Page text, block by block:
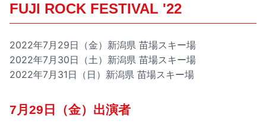
FUJI ROCK FESTIVAL '22
2022年7月29日（金）新潟県 苗場スキー場
2022年7月30日（土）新潟県 苗場スキー場
2022年7月31日（日）新潟県 苗場スキー場
7月29日（金）出演者